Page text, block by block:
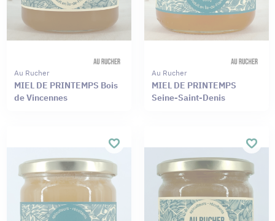
Au Rucher
MIEL DE PRINTEMPS Bois
de Vincennes
Au Rucher
MIEL DE PRINTEMPS
Seine-Saint-Denis